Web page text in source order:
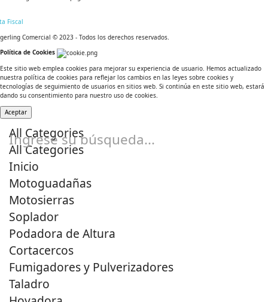
Comercial © 2023 - Todos los derechos reservados.
Política de Cookies
Este sitio web emplea cookies para mejorar su experiencia de usuario. Hemos actualizado
nuestra política de cookies para reflejar los cambios en las leyes sobre cookies y
tecnologías de seguimiento de usuarios en sitios web. Si continúa en este sitio web, estará
dando su consentimiento para nuestro uso de cookies.
Aceptar
All Categories
All Categories
Inicio
Motoguadañas
Motosierras
Soplador
Podadora de Altura
Cortacercos
Fumigadores y Pulverizadores
Taladro
Ingrese su búsqueda...